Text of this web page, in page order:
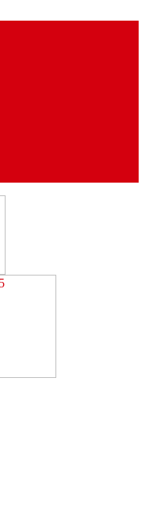
области на сайте